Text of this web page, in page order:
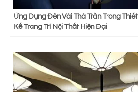
Ứng Dụng Đèn Vải Thả Trần Trong Thiết
Kế Trang Trí Nội Thất Hiện Đại